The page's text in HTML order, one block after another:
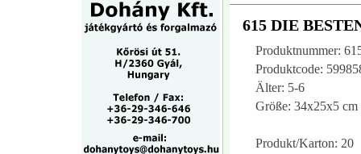
615 DIE
Produktnummer:
Produktcode:
Älter: 5-6
Größe: 34x25x5 cm
Produkt/Karton: 20